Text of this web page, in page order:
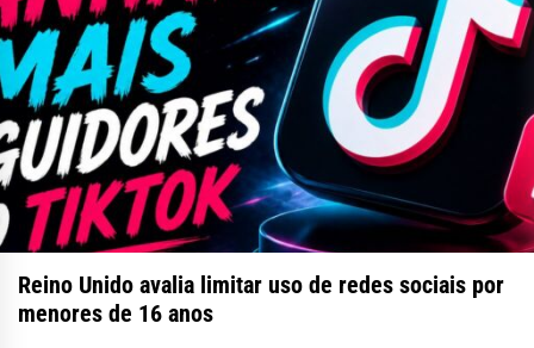
Reino Unido avalia limitar uso de redes sociais por
menores de 16 anos